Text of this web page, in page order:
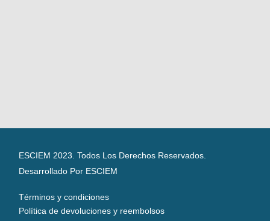
ESCIEM 2023. Todos Los Derechos Reservados.
Desarrollado Por ESCIEM
Términos y condiciones
Política de devoluciones y reembolsos